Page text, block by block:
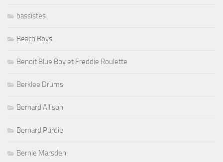
bassistes
Beach Boys
Benoit Blue Boy et Freddie Roulette
Berklee Drums
Bernard Allison
Bernard Purdie
Bernie Marsden